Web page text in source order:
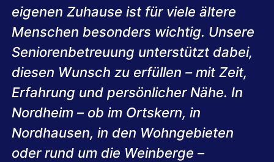
eigenen Zuhause ist für viele ältere
Menschen besonders wichtig. Unsere
Seniorenbetreuung unterstützt dabei,
diesen Wunsch zu erfüllen – mit Zeit,
Erfahrung und persönlicher Nähe. In
Nordheim – ob im Ortskern, in
Nordhausen, in den Wohngebieten
oder rund um die Weinberge –